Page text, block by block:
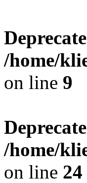
/home/
on line 9
/home/
on line 24